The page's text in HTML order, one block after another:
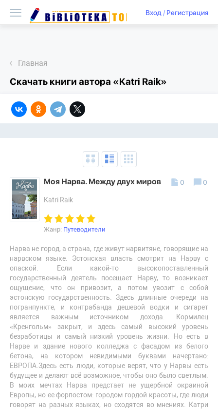
Вход/ Регистрация
Главная
Скачать книги автора «Katri Raik»
Моя Нарва. Между двух миров
Katri Raik
Жанр: Путеводители
Нарва не город, а страна, где живут нарвитяне, говорящие на
нарвском языке. Эстонская власть смотрит на Нарву с
опаской. Если какой-то высокопоставленный
государственный деятель посещает Нарву, то возникает
ощущение, что он привозит, а потом увозит с собой
эстонскую государственность. Здесь длинные очереди на
погранпункте, и контрабанда дешевой водки и сигарет
является важным источником дохода. Кормилец
«Кренгольм» закрыт, и здесь самый высокий уровень
безработицы и самый низкий уровень жизни. Но есть в
Нарве и здание нового колледжа с фасадом из белого
бетона, на котором невидимыми буквами начертано:
ЕВРОПА.Здесь есть люди, которые верят, что у Нарвы есть
будущее и делают всё возможное, чтобы оно было светлым.
В моих мечтах Нарва предстает не ущербной окраиной
Европы, но ее форпостом: городом гордой красоты, где люди
говорят на разных языках, но сходятся во мнениях. Катри
0 0